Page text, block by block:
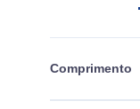
Comprimento